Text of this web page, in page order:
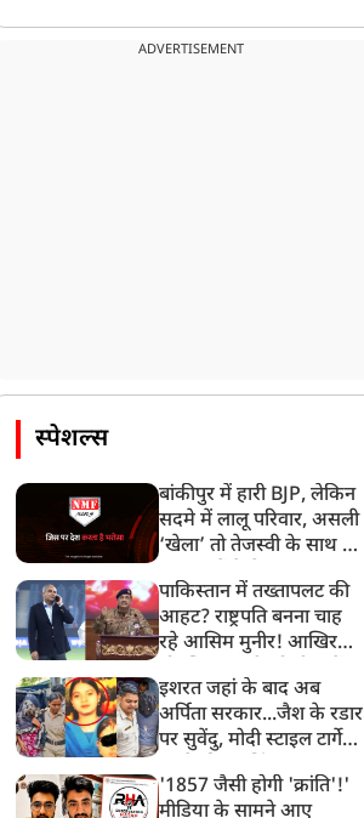
ADVERTISEMENT
स्पेशल्स
बांकीपुर में हारी BJP, लेकिन
सदमे में लालू परिवार, असली
‘खेला’ तो तेजस्वी के साथ हो
पाकिस्तान में तख्तापलट की
आहट? राष्ट्रपति बनना चाह
रहे आसिम मुनीर! आखिर
बनाया मोहरा?
इशरत जहां के बाद अब
अर्पिता सरकार...जैश के रडार
पर सुवेंदु, मोदी स्टाइल टार्गेट
बड़ा एक्शन!
'1857 जैसी होगी 'क्रांति'!'
मीडिया के सामने आए